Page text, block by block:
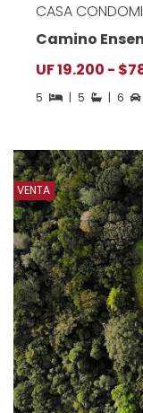
CASA
Camino
UF 19.200 -
5 | 5 | 6
VENTA